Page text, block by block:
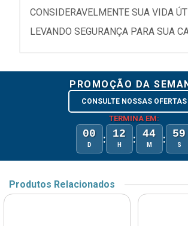
CONSIDERAVELMENTE SUA VIDA
LEVANDO SEGURANÇA PARA SUA
PROMOÇÃO DA
CONSULTE NOSSAS OFERTAS
TERMINA EM:
00
D : 12
H : 44
M : 59
S
Produtos Relacionados